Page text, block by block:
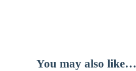
You may also like…